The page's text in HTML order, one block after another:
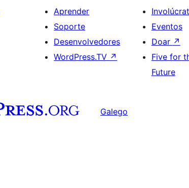
Aprender
Soporte
Desenvolvedores
WordPress.TV ↗
Eventos
Doar ↗
Five for
Future
Galego